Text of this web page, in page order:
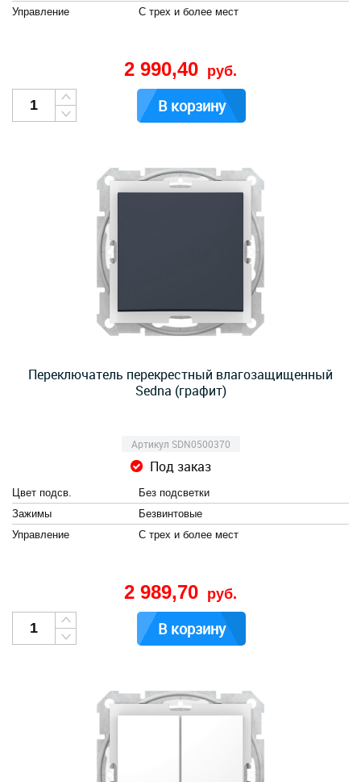
Управление С трех и более мест
2 990,40 руб.
В корзину
Переключатель перекрестный влагозащищенный
Sedna (графит)
Артикул SDN0500370
Под заказ
Цвет подсв.
Без подсветки
Зажимы
Безвинтовые
Управление
С трех и более мест
2 989,70 руб.
В корзину